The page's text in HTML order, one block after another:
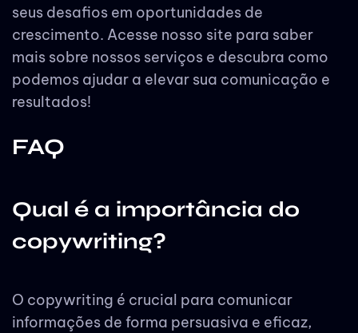
seus desafios em oportunidades de
crescimento. Acesse nosso site para saber
mais sobre nossos serviços e descubra como
podemos ajudar a elevar sua comunicação e
resultados!
FAQ
Qual é a importância do
copywriting?
O copywriting é crucial para comunicar
informações de forma persuasiva e eficaz,